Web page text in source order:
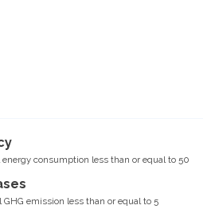
consumption less than or equal to 50
emission less than or equal to 5